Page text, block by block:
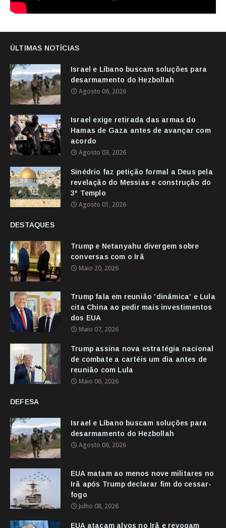
ÚLTIMAS NOTÍCIAS
Israel e Líbano buscam soluções para
desarmamento do Hezbollah
Agosto 06, 2026
Israel exige retirada das armas do
Hamas de Gaza antes de avançar com
acordo
Agosto 03, 2026
Sinédrio faz petição formal a Deus pela
revelação do Messias e construção do
3º Templo
Agosto 01, 2026
DESTAQUES
Trump e Netanyahu divergem sobre
conversas com o Irã
Maio 20, 2026
Trump fala em reunião 'dinâmica' e Lula
cita China ao pedir mais investimentos
dos EUA
Maio 07, 2026
Trump assina nova estratégia nacional
de combate a cartéis um dia antes de
reunião com Lula
Maio 06, 2026
DEFESA
Israel e Líbano buscam soluções para
desarmamento do Hezbollah
Agosto 06, 2026
EUA matam ao menos nove militares no
Irã após Trump declarar fim do cessar-
fogo
Julho 08, 2026
EUA atacam alvos no Irã e revogam